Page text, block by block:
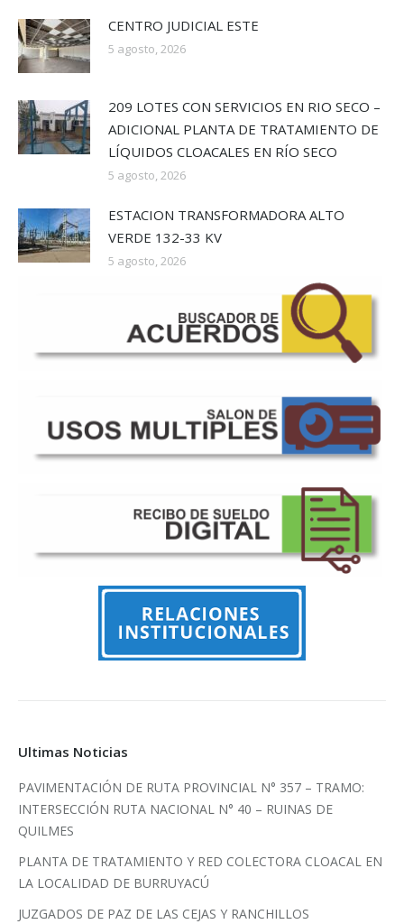
CENTRO JUDICIAL ESTE
5 agosto, 2026
209 LOTES CON SERVICIOS EN RIO SECO –
ADICIONAL PLANTA DE TRATAMIENTO DE
LÍQUIDOS CLOACALES EN RÍO SECO
5 agosto, 2026
ESTACION TRANSFORMADORA ALTO
VERDE 132-33 KV
5 agosto, 2026
Ultimas Noticias
PAVIMENTACIÓN DE RUTA PROVINCIAL N° 357 – TRAMO:
INTERSECCIÓN RUTA NACIONAL N° 40 – RUINAS DE
QUILMES
PLANTA DE TRATAMIENTO Y RED COLECTORA CLOACAL EN
LA LOCALIDAD DE BURRUYACÚ
JUZGADOS DE PAZ DE LAS CEJAS Y RANCHILLOS